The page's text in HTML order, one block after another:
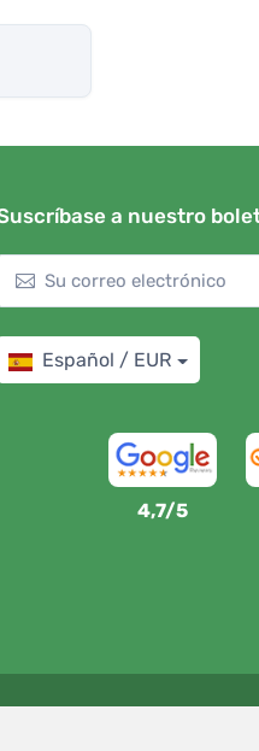
a nuestro
Español / EUR
4,7/5